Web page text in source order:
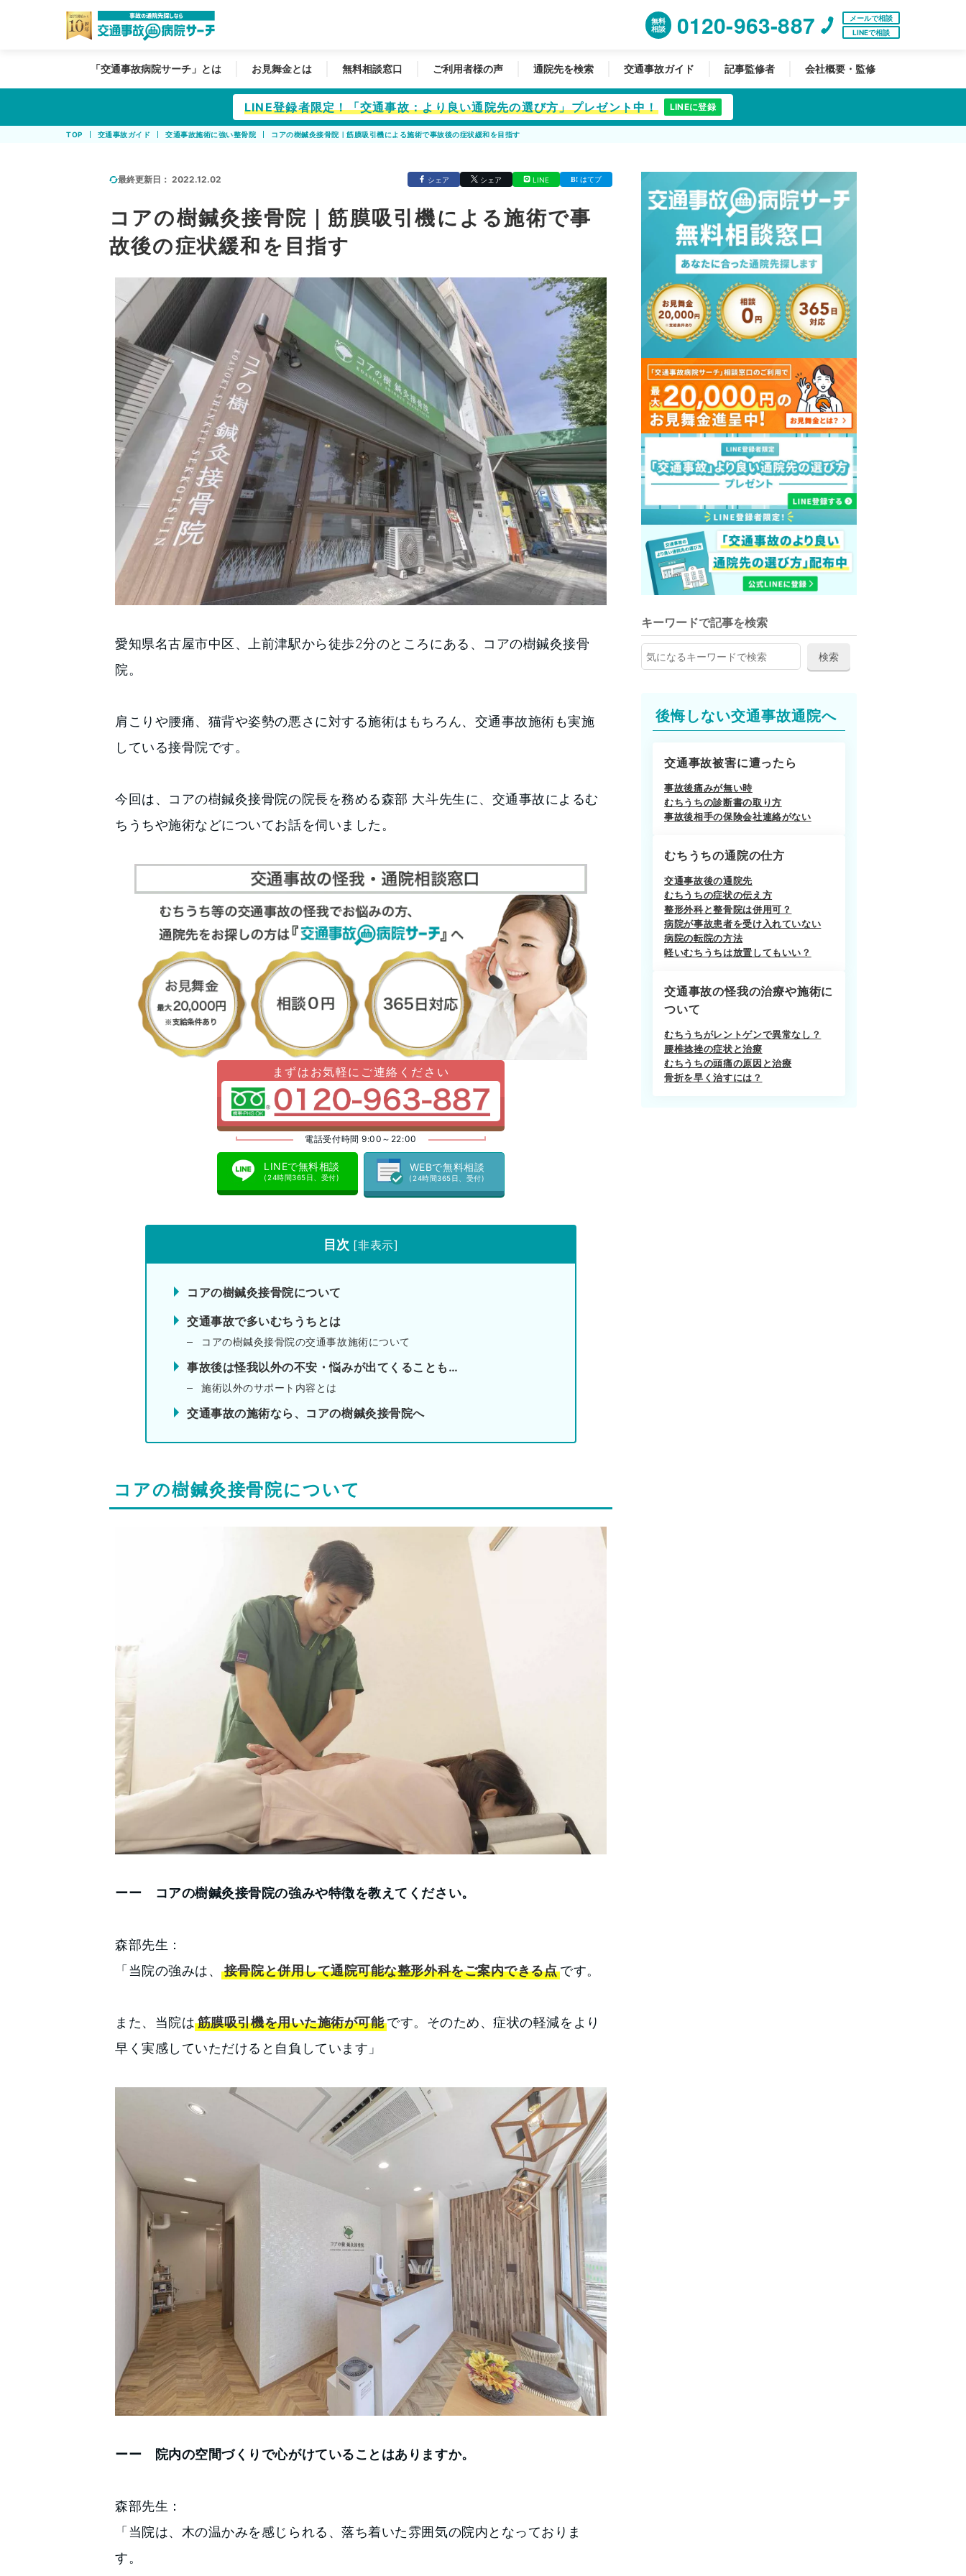
無料
相談
0120-963-887
メールで相談
LINEで相談
「交通事故病院サーチ」とは お見舞金とは 無料相談窓口 ご利用者様の声 通院先を検索 交通事故ガイド 記事監修者 会社概要・監修
LINE登録者限定！「交通事故：より良い通院先の選び方」プレゼント中！ LINEに登録
TOP 交通事故ガイド 交通事故施術に強い整骨院 コアの樹鍼灸接骨院｜筋膜吸引機による施術で事故後の症状緩和を目指す
最終更新日： 2022.12.02 シェア シェア LINE はてブ
コアの樹鍼灸接骨院｜筋膜吸引機による施術で事
故後の症状緩和を目指す
愛知県名古屋市中区、上前津駅から徒歩2分のところにある、コアの樹鍼灸接骨
院。
肩こりや腰痛、猫背や姿勢の悪さに対する施術はもちろん、交通事故施術も実施
している接骨院です。
今回は、コアの樹鍼灸接骨院の院長を務める森部 大斗先生に、交通事故によるむ
ちうちや施術などについてお話を伺いました。
まずはお気軽にご連絡ください
電話受付時間 9:00～22:00
LINEで無料相談
(24時間365日、受付)
WEBで無料相談
(24時間365日、受付)
目次 [非表示]
コアの樹鍼灸接骨院について
交通事故で多いむちうちとは
コアの樹鍼灸接骨院の交通事故施術について
事故後は怪我以外の不安・悩みが出てくることも…
施術以外のサポート内容とは
交通事故の施術なら、コアの樹鍼灸接骨院へ
コアの樹鍼灸接骨院について
ーー コアの樹鍼灸接骨院の強みや特徴を教えてください。
森部先生：
「当院の強みは、接骨院と併用して通院可能な整形外科をご案内できる点 です。
また、当院は筋膜吸引機を用いた施術が可能 です。そのため、症状の軽減をより
早く実感していただけると自負しています」
ーー 院内の空間づくりで心がけていることはありますか。
森部先生：
「当院は、木の温かみを感じられる、落ち着いた雰囲気の院内となっておりま
す。
キーワードで記事を検索
後悔しない交通事故通院へ
交通事故被害に遭ったら
事故後痛みが無い時
むちうちの診断書の取り方
事故後相手の保険会社連絡がない
むちうちの通院の仕方
交通事故後の通院先
むちうちの症状の伝え方
整形外科と整骨院は併用可？
病院が事故患者を受け入れていない
病院の転院の方法
軽いむちうちは放置してもいい？
交通事故の怪我の治療や施術に
ついて
むちうちがレントゲンで異常なし？
腰椎捻挫の症状と治療
むちうちの頭痛の原因と治療
骨折を早く治すには？